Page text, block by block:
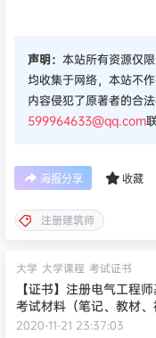
声明： 本站所有资源仅
均收集于网络，本站不
内容侵犯了原著者的合
599964633@qq.com
海报分享 收藏
注册建筑师
大学 大学课程 考试证书
【证书】注册电气工程
考试材料（笔记、教材
频、历年真题等）
2020-11-21 23:37:03